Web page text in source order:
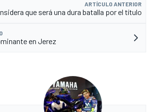
ARTÍCULO ANTERIOR
que será una dura batalla por el título
en Jerez